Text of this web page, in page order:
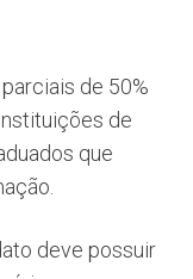
de 50%
de
que
deve possuir